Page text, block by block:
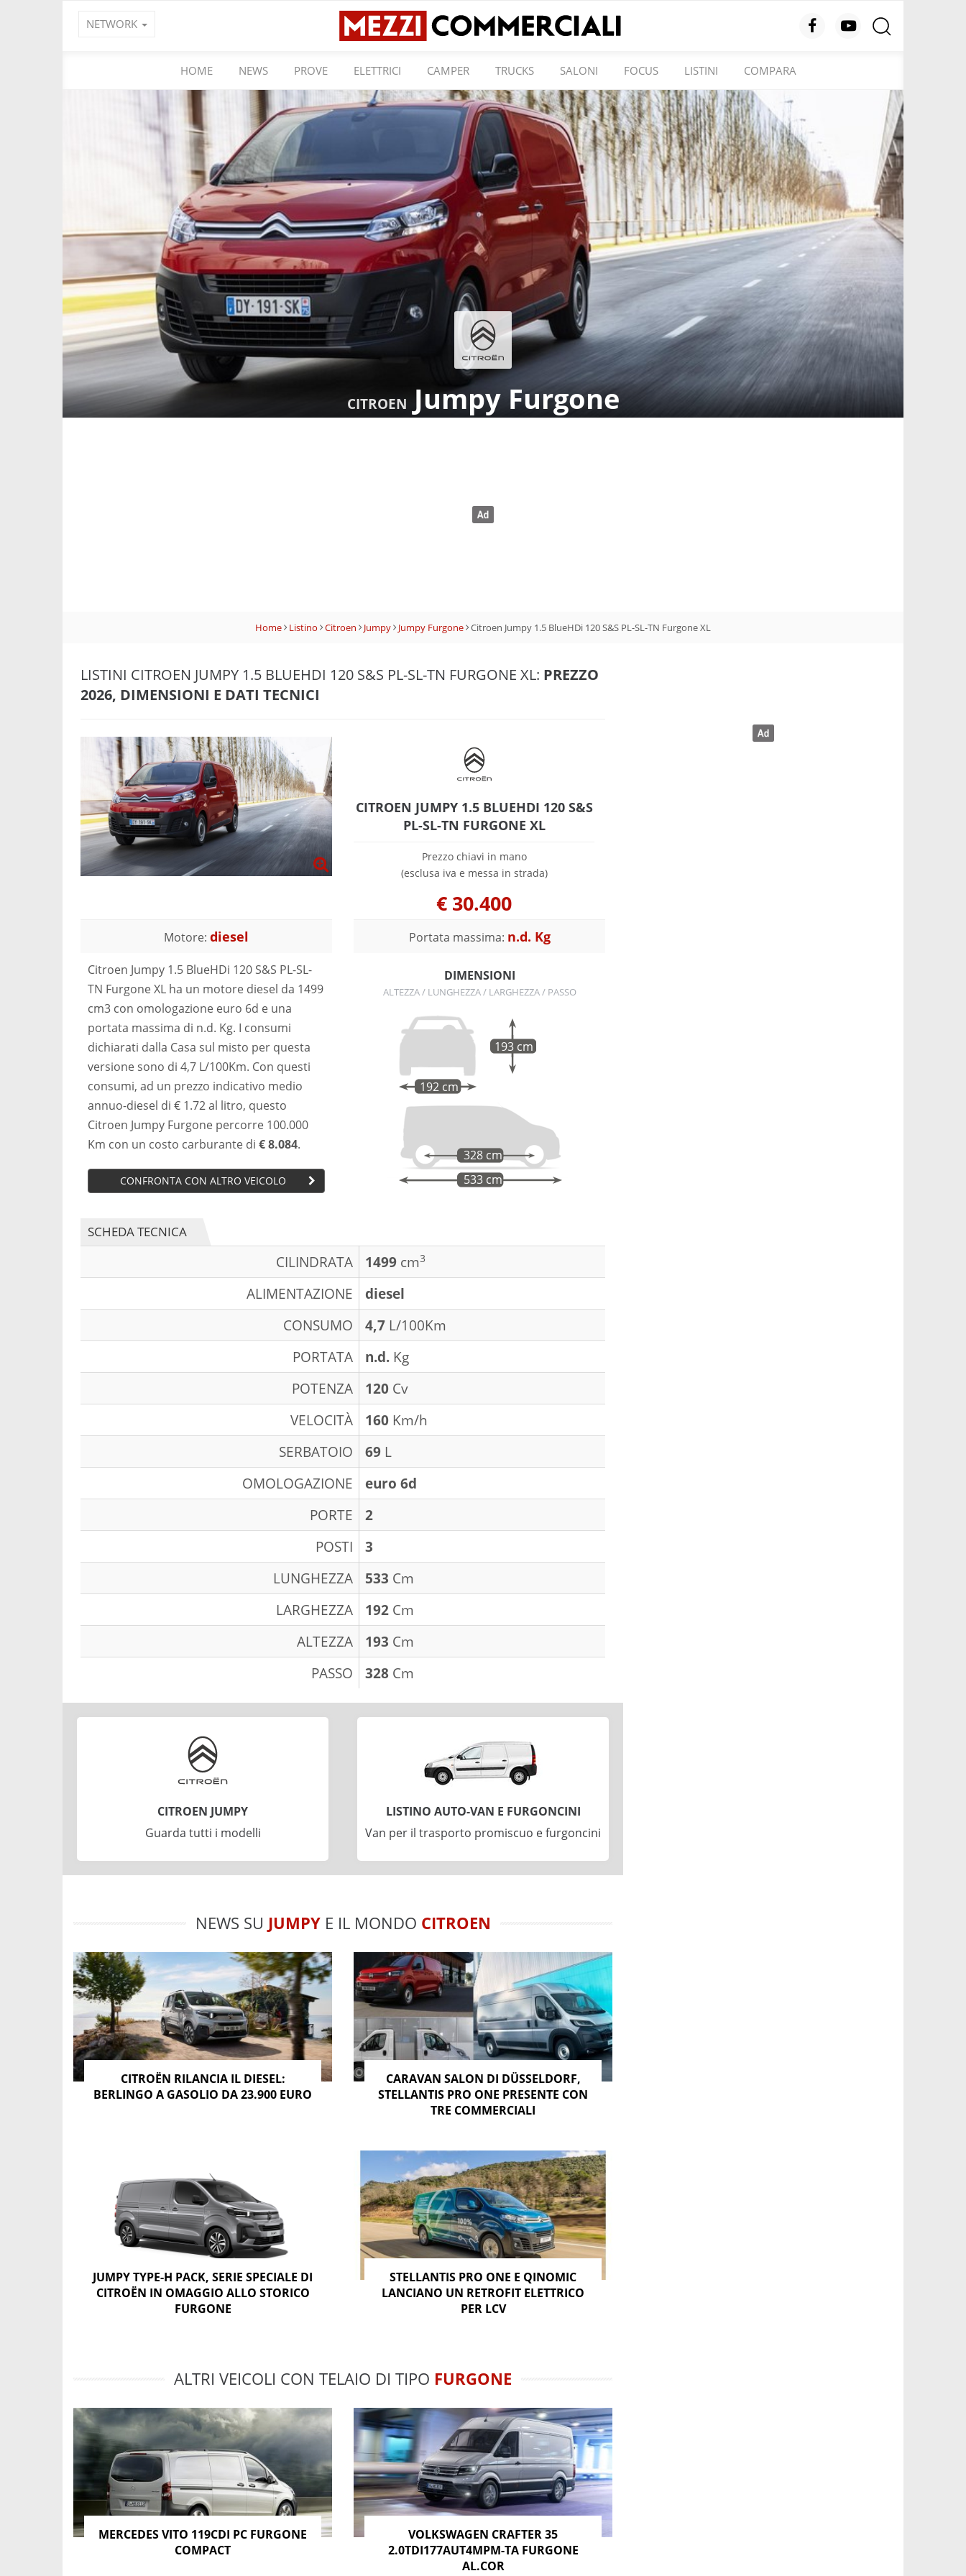
NETWORK
HOME NEWS PROVE ELETTRICI CAMPER TRUCKS SALONI FOCUS LISTINI COMPARA
CITROENJumpy Furgone
Home Listino Citroen Jumpy Jumpy Furgone Citroen Jumpy 1.5 BlueHDi 120 S&S PL-SL-TN Furgone XL
LISTINI CITROEN JUMPY 1.5 BLUEHDI 120 S&S PL-SL-TN FURGONE XL: PREZZO
2026, DIMENSIONI E DATI TECNICI
CITROEN JUMPY 1.5 BLUEHDI 120 S&S
PL-SL-TN FURGONE XL
Prezzo chiavi in mano
(esclusa iva e messa in strada)
€ 30.400
Motore: diesel
Citroen Jumpy 1.5 BlueHDi 120 S&S PL-SL-
TN Furgone XL ha un motore diesel da 1499
cm3 con omologazione euro 6d e una
portata massima di n.d. Kg. I consumi
dichiarati dalla Casa sul misto per questa
versione sono di 4,7 L/100Km. Con questi
consumi, ad un prezzo indicativo medio
annuo-diesel di € 1.72 al litro, questo
Citroen Jumpy Furgone percorre 100.000
Km con un costo carburante di € 8.084.
CONFRONTA CON ALTRO VEICOLO
Portata massima: n.d. Kg
DIMENSIONI
ALTEZZA / LUNGHEZZA / LARGHEZZA / PASSO
192 cm
193 cm
533 cm
328 cm
SCHEDA TECNICA
CILINDRATA 1499 cm3
ALIMENTAZIONE
diesel
CONSUMO
4,7 L/100Km
PORTATA
n.d. Kg
POTENZA
120 Cv
VELOCITÀ
160 Km/h
SERBATOIO
69 L
OMOLOGAZIONE
euro 6d
PORTE
2
POSTI
3
LUNGHEZZA
533 Cm
LARGHEZZA
192 Cm
ALTEZZA
193 Cm
PASSO
328 Cm
CITROEN JUMPY
Guarda tutti i modelli
LISTINO AUTO-VAN E FURGONCINI
Van per il trasporto promiscuo e furgoncini
NEWS SU JUMPYE IL MONDO CITROEN
CITROËN RILANCIA IL DIESEL:
BERLINGO A GASOLIO DA 23.900 EURO
CARAVAN SALON DI DÜSSELDORF,
STELLANTIS PRO ONE PRESENTE CON
TRE COMMERCIALI
JUMPY TYPE-H PACK, SERIE SPECIALE DI
CITROËN IN OMAGGIO ALLO STORICO
FURGONE
STELLANTIS PRO ONE E QINOMIC
LANCIANO UN RETROFIT ELETTRICO
PER LCV
ALTRI VEICOLI CON TELAIO DI TIPO FURGONE
MERCEDES VITO 119CDI PC FURGONE
COMPACT
VOLKSWAGEN CRAFTER 35
2.0TDI177AUT4MPM-TA FURGONE
AL.COR